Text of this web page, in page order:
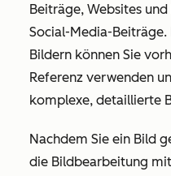
Beiträge, Websites
Social-Media-
Bildern können Sie
Referenz verwenden
komplexe, detaillierte
Nachdem Sie ein Bild
die Bildbearbeitung mit